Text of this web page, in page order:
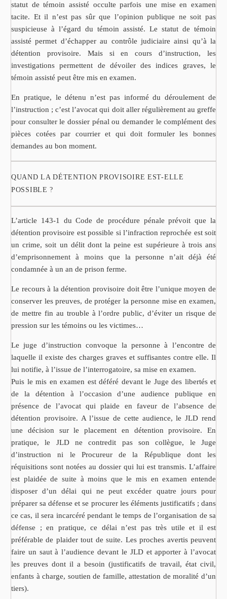
statut de témoin assisté occulte parfois une mise en examen
tacite. Et il n’est pas sûr que l’opinion publique ne soit pas
suspicieuse à l’égard du témoin assisté. Le statut de témoin
assisté permet d’échapper au contrôle judiciaire ainsi qu’à la
détention provisoire. Mais si en cours d’instruction, les
investigations permettent de dévoiler des indices graves, le
témoin assisté peut être mis en examen.
En pratique, le détenu n’est pas informé du déroulement de
l’instruction ; c’est l’avocat qui doit aller régulièrement au greffe
pour consulter le dossier pénal ou demander le complément des
pièces cotées par courrier et qui doit formuler les bonnes
demandes au bon moment.
QUAND LA DÉTENTION PROVISOIRE EST-ELLE
POSSIBLE ?
L’article 143-1 du Code de procédure pénale prévoit que la
détention provisoire est possible si l’infraction reprochée est soit
un crime, soit un délit dont la peine est supérieure à trois ans
d’emprisonnement à moins que la personne n’ait déjà été
condamnée à un an de prison ferme.
Le recours à la détention provisoire doit être l’unique moyen de
conserver les preuves, de protéger la personne mise en examen,
de mettre fin au trouble à l’ordre public, d’éviter un risque de
pression sur les témoins ou les victimes…
Le juge d’instruction convoque la personne à l’encontre de
laquelle il existe des charges graves et suffisantes contre elle. Il
lui notifie, à l’issue de l’interrogatoire, sa mise en examen.
Puis le mis en examen est déféré devant le Juge des libertés et
de la détention à l’occasion d’une audience publique en
présence de l’avocat qui plaide en faveur de l’absence de
détention provisoire. A l’issue de cette audience, le JLD rend
une décision sur le placement en détention provisoire. En
pratique, le JLD ne contredit pas son collègue, le Juge
d’instruction ni le Procureur de la République dont les
réquisitions sont notées au dossier qui lui est transmis. L’affaire
est plaidée de suite à moins que le mis en examen entende
disposer d’un délai qui ne peut excéder quatre jours pour
préparer sa défense et se procurer les éléments justificatifs ; dans
ce cas, il sera incarcéré pendant le temps de l’organisation de sa
défense ; en pratique, ce délai n’est pas très utile et il est
préférable de plaider tout de suite. Les proches avertis peuvent
faire un saut à l’audience devant le JLD et apporter à l’avocat
les preuves dont il a besoin (justificatifs de travail, état civil,
enfants à charge, soutien de famille, attestation de moralité d’un
tiers).